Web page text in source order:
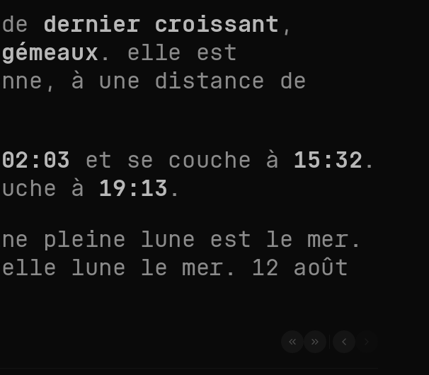
dernier croissant ,
gémeaux. elle est
, à une distance de
02:03 et se couche à 15:32.
à 19:13 .
pleine lune est le mer.
lune le mer. 12 août